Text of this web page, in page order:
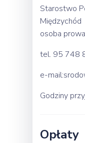
Starostwo
Międzychód
osoba
tel. 95 748
e-
Godziny
Opłaty